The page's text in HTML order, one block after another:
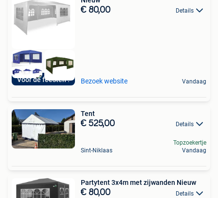
Voor de feesten !
€ 80,00 Details
Bezoek website Vandaag
Tent
€ 525,00 Details
Sint-Niklaas
Topzoekertje
Vandaag
Partytent 3x4m met zijwanden Nieuw
€ 80,00 Details